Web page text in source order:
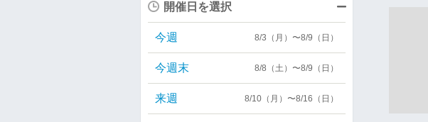
開催日を選択
今週 8/3（月）〜8/9（日）
今週末 8/8（土）〜8/9（日）
来週 8/10（月）〜8/16（日）